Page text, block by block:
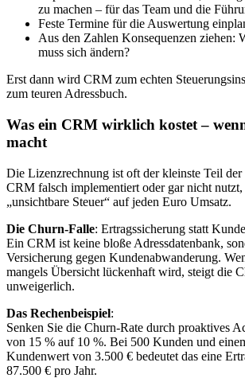
zu machen – für das Team und die
Feste Termine für die Auswertung
Aus den Zahlen Konsequenzen ziehen:
muss sich ändern?
Erst dann wird CRM zum echten
zum teuren Adressbuch.
Was ein CRM wirklich kostet –
macht
Die Lizenzrechnung ist oft der kleinste Teil der
CRM falsch implementiert oder gar nicht nutzt,
„unsichtbare Steuer“ auf jeden Euro Umsatz.
Die Churn-Falle: Ertragssicherung statt
Ein CRM ist keine bloße Adressdatenbank,
Versicherung gegen Kundenabwanderung.
mangels Übersicht lückenhaft wird, steigt die
unweigerlich.
Das Rechenbeispiel:
Senken Sie die Churn-Rate durch proaktives
von 15 % auf 10 %. Bei 500 Kunden und
Kundenwert von 3.500 € bedeutet das eine
87.500 € pro Jahr.